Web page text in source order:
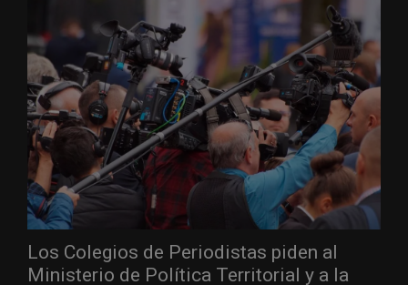
Los Colegios de Periodistas piden al
Ministerio de Política Territorial y a la